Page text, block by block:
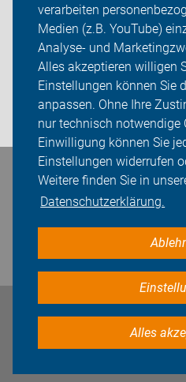
verarbeiten
Medien (z.B. YouTube)
Analyse- und
Alles akzeptieren willigen
Einstellungen können Sie
anpassen. Ohne Ihre
nur technisch notwendige
Einwilligung können Sie
Einstellungen widerrufen
Weitere finden Sie in
Datenschutzerklärung.
Alles
Galerien
ADFC OG Diepholz
Sei dabei
Login
Bleiben Sie in Kontakt